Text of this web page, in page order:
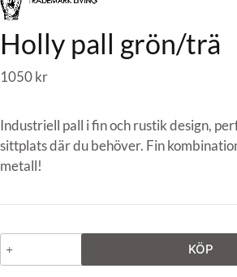
Holly pall grön/trä
1050kr
Industriell pall i fin och rustik design,
sittplats där du behöver. Fin
metall!
KÖP